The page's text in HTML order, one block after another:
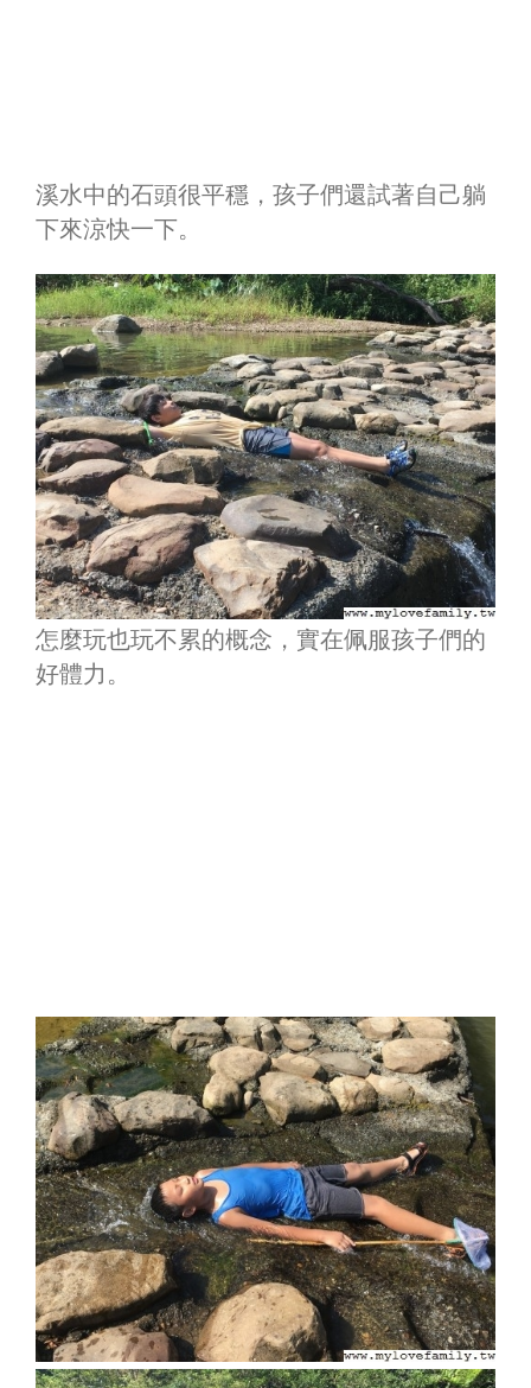
溪水中的石頭很平穩，孩子們還試著自己躺
下來涼快一下。
怎麼玩也玩不累的概念，實在佩服孩子們的
好體力。